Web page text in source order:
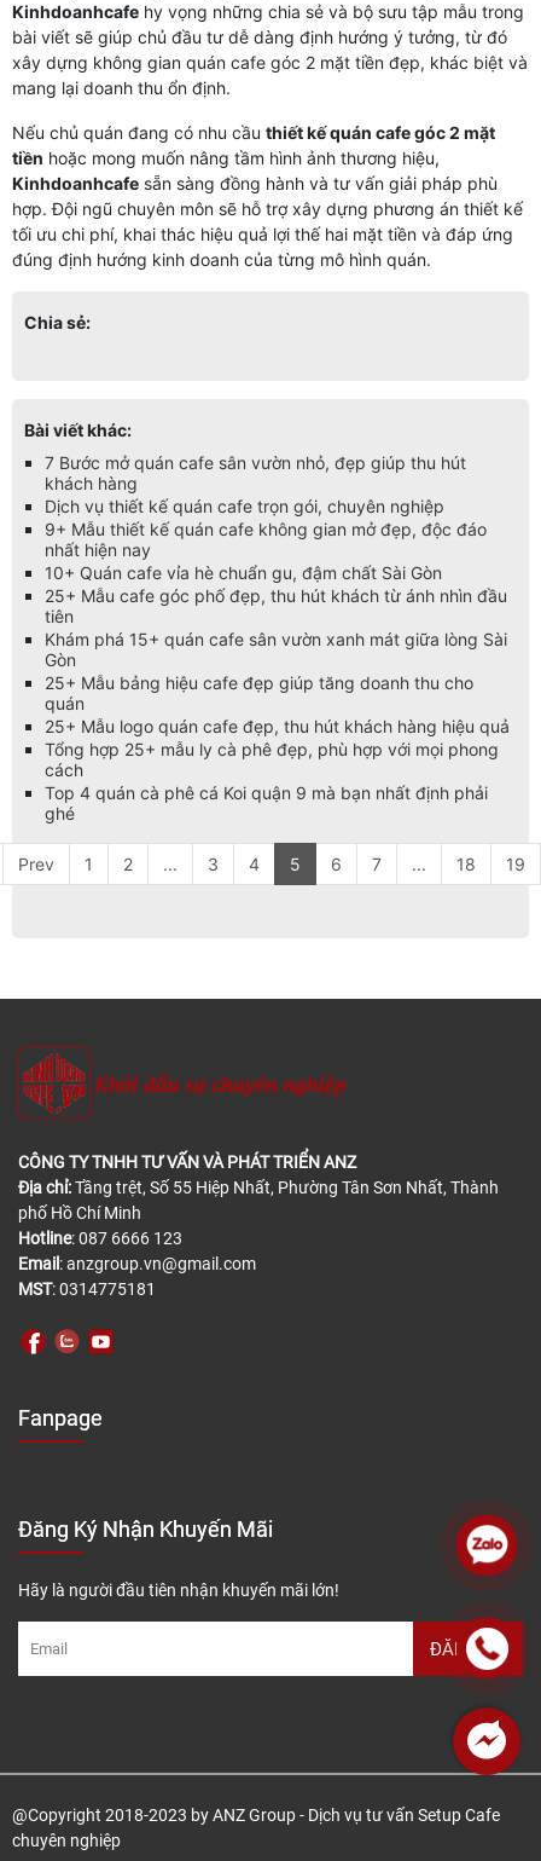
Kinhdoanhcafe hy vọng những chia sẻ và bộ sưu tập mẫu trong
bài viết sẽ giúp chủ đầu tư dễ dàng định hướng ý tưởng, từ đó
xây dựng không gian quán cafe góc 2 mặt tiền đẹp, khác biệt và
mang lại doanh thu ổn định.
Nếu chủ quán đang có nhu cầu thiết kế quán cafe góc 2 mặt
tiền hoặc mong muốn nâng tầm hình ảnh thương hiệu,
Kinhdoanhcafe sẵn sàng đồng hành và tư vấn giải pháp phù
hợp. Đội ngũ chuyên môn sẽ hỗ trợ xây dựng phương án thiết kế
tối ưu chi phí, khai thác hiệu quả lợi thế hai mặt tiền và đáp ứng
đúng định hướng kinh doanh của từng mô hình quán.
Chia sẻ:
Bài viết khác:
7 Bước mở quán cafe sân vườn nhỏ, đẹp giúp thu hút
khách hàng
Dịch vụ thiết kế quán cafe trọn gói, chuyên nghiệp
9+ Mẫu thiết kế quán cafe không gian mở đẹp, độc đáo
nhất hiện nay
10+ Quán cafe vỉa hè chuẩn gu, đậm chất Sài Gòn
25+ Mẫu cafe góc phố đẹp, thu hút khách từ ánh nhìn đầu
tiên
Khám phá 15+ quán cafe sân vườn xanh mát giữa lòng Sài
Gòn
25+ Mẫu bảng hiệu cafe đẹp giúp tăng doanh thu cho
quán
25+ Mẫu logo quán cafe đẹp, thu hút khách hàng hiệu quả
Tổng hợp 25+ mẫu ly cà phê đẹp, phù hợp với mọi phong
cách
Top 4 quán cà phê cá Koi quận 9 mà bạn nhất định phải
ghé
Prev 1 2 ... 3 4 5 6 7 ... 18 19
CÔNG TY TNHH TƯ VẤN VÀ PHÁT TRIỂN ANZ
Địa chỉ:Tầng trệt, Số 55 Hiệp Nhất, Phường Tân Sơn Nhất, Thành
phố Hồ Chí Minh
Hotline: 087 6666 123
Email : anzgroup.vn@gmail.com
MST: 0314775181
Fanpage
Đăng Ký Nhận Khuyến Mãi
Hãy là người đầu tiên nhận khuyến mãi lớn!
@Copyright 2018-2023 by ANZ Group - Dịch vụ tư vấn Setup Cafe
chuyên nghiệp